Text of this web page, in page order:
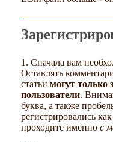
1. Сначала вам
Оставлять
статьимогут только
пользователи.
буква, а также
регистрировались
проходите именнос